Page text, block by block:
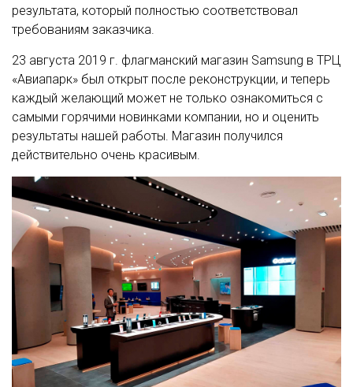
результата, который полностью соответствовал
требованиям заказчика.
23 августа 2019 г. флагманский магазин Samsung в ТРЦ
«Авиапарк» был открыт после реконструкции, и теперь
каждый желающий может не только ознакомиться с
самыми горячими новинками компании, но и оценить
результаты нашей работы. Магазин получился
действительно очень красивым.